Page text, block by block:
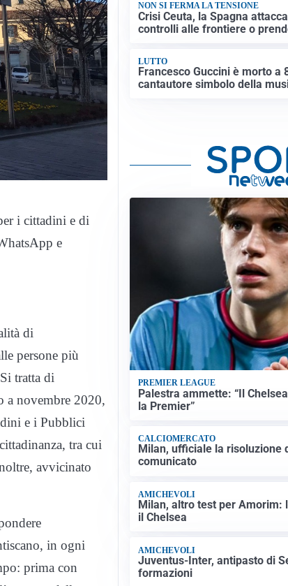
i cittadini e di
e
di
persone più
tratta di
a novembre 2020,
e i Pubblici
tra cui
avvicinato
in ogni
prima con
NON SI FERMA LA TENSIONE
Crisi Ceuta, la Spagna
controlli alle frontiere o
LUTTO
Francesco Guccini è morto a
cantautore simbolo della
PREMIER LEAGUE
Palestra ammette: “Il
la Premier”
CALCIOMERCATO
Milan, ufficiale la risoluzione
comunicato
AMICHEVOLI
Milan, altro test per Amorim:
il Chelsea
AMICHEVOLI
Juventus-Inter, antipasto di
formazioni